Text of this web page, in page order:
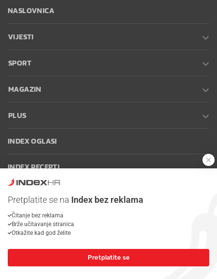
NASLOVNICA
VIJESTI
SPORT
MAGAZIN
PLUS
INDEX OGLASI
INDEX RECEPTI
Oglašavanje Zaposli se na Indexu
korištenja
Postavke kolačića
© 2026 Index
Pretplatite se na Index bez reklama
Čitanje bez reklama
Brže učitavanje stranica
Otkažite kad god želite
Pretplatite se